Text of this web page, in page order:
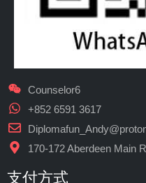
Counselor6
+852 6591 3617
170-172 Aberdeen Main
支付方式